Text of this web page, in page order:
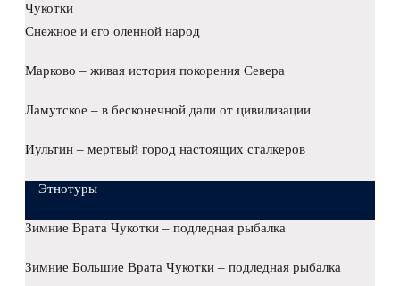
Чукотки
Снежное и его оленной народ
Марково – живая история покорения Севера
Ламутское – в бесконечной дали от цивилизации
Иультин – мертвый город настоящих сталкеров
Этнотуры
Зимние Врата Чукотки – подледная рыбалка
Зимние Большие Врата Чукотки – подледная рыбалка